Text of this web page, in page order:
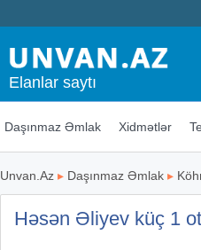
Elanlar saytı
Daşınmaz Əmlak Xidmətlər
Unvan.Az ▸ Daşınmaz Əmlak ▸
Həsən Əliyev küç 1